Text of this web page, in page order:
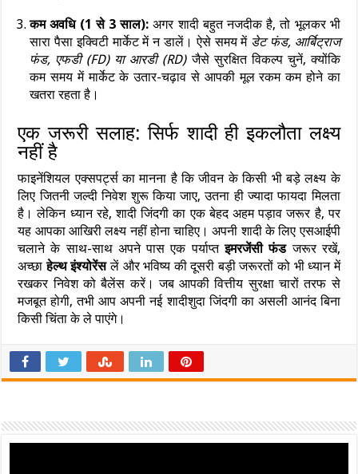
कम अवधि (1 से 3 साल): अगर शादी बहुत नजदीक है, तो भूलकर भी
सारा पैसा इक्विटी मार्केट में न डालें। ऐसे समय में डेट फंड, आर्बिट्राज
फंड, एफडी (FD) या आरडी (RD)जैसे सुरक्षित विकल्प चुनें, क्योंकि
कम समय में मार्केट के उतार-चढ़ाव से आपकी मूल रकम कम होने का
खतरा रहता है।
एक जरूरी सलाह: सिर्फ शादी ही इकलौता लक्ष्य
नहीं है
फाइनेंशियल एक्सपर्ट्स का मानना है कि जीवन के किसी भी बड़े लक्ष्य के
लिए जितनी जल्दी निवेश शुरू किया जाए, उतना ही ज्यादा फायदा मिलता
है। लेकिन ध्यान रहे, शादी जिंदगी का एक बेहद अहम पड़ाव जरूर है, पर
यह आपका आखिरी लक्ष्य नहीं होना चाहिए। अपनी शादी के लिए एसआईपी
चलाने के साथ-साथ अपने पास एक पर्याप्तइमरजेंसी फंडजरूर रखें,
अच्छाहेल्थ इंश्योरेंसलें और भविष्य की दूसरी बड़ी जरूरतों को भी ध्यान में
रखकर निवेश को बैलेंस करें। जब आपकी वित्तीय सुरक्षा चारों तरफ से
मजबूत होगी, तभी आप अपनी नई शादीशुदा जिंदगी का असली आनंद बिना
किसी चिंता के ले पाएंगे।